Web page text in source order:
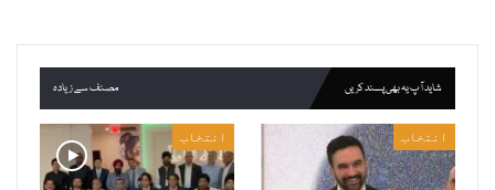
شاید آپ یہ بھی پسند کریں مصنف سے زیادہ
انتخاب انتخاب